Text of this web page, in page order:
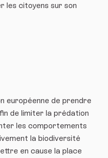
les citoyens sur son
européenne de prendre
de limiter la prédation
les comportements
la biodiversité
en cause la place